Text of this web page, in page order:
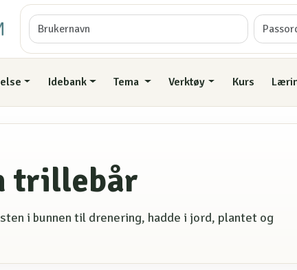
Idebank Tema Verktøy Kurs
trillebår
i bunnen til drenering, hadde i jord, plantet og